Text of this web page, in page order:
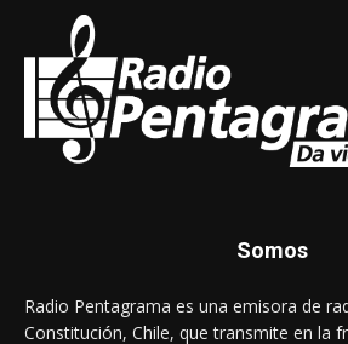
Somos
Radio Pentagrama es una emisora de
Constitución, Chile, que transmite en la